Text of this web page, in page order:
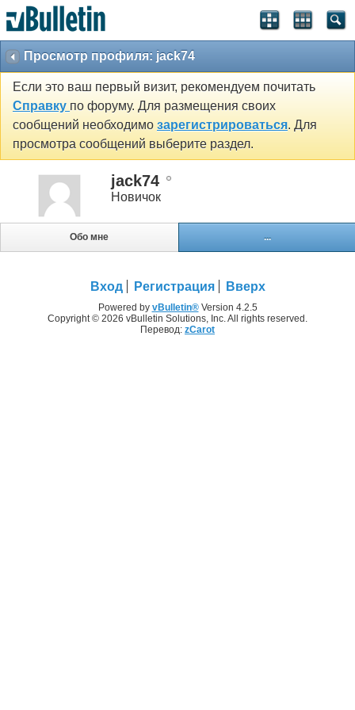
Просмотр профиля: jack74
Если это ваш первый визит, рекомендуем почитать
Справку по форуму. Для размещения своих
сообщений необходимо зарегистрироваться. Для
просмотра сообщений выберите раздел.
jack74
Новичок
Обо мне ...
Вход Регистрация Вверх
Powered by vBulletin®Version 4.2.5
Copyright © 2026 vBulletin Solutions, Inc. All rights reserved.
Перевод: zCarot